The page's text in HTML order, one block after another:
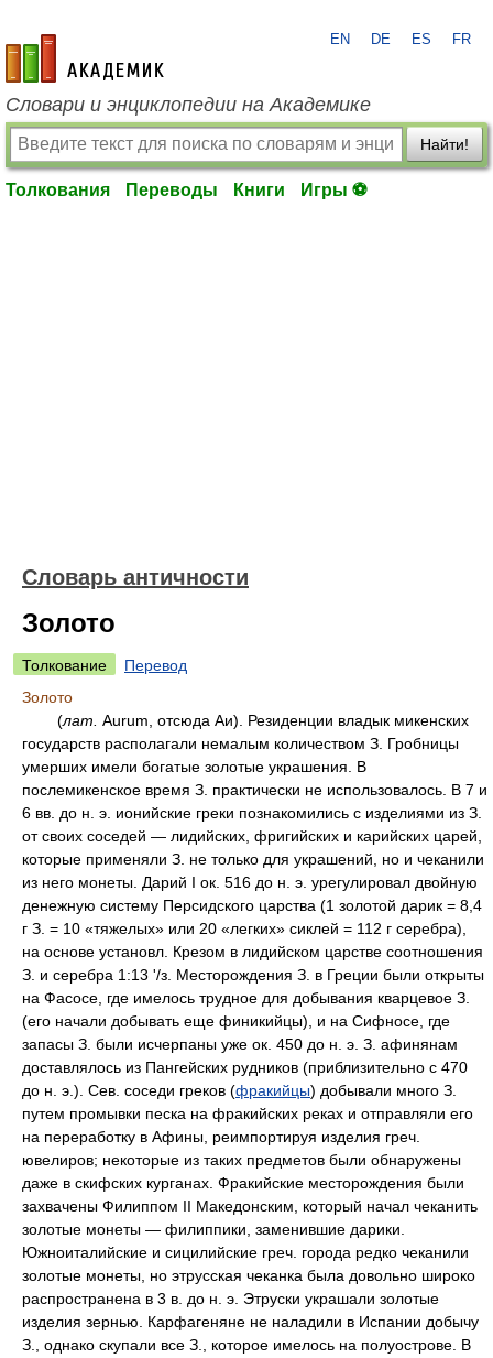
academic.ru
EN DE ES FR
Словари и энциклопедии на Академике
Найти!
Толкования Переводы Книги Игры ⚽
Словарь античности
Золото
Толкование
Перевод
Золото
(лат. Aurum, отсюда Аи). Резиденции владык микенских
государств располагали немалым количеством З. Гробницы
умерших имели богатые золотые украшения. В
послемикенское время З. практически не использовалось. В 7 и
6 вв. до н. э. ионийские греки познакомились с изделиями из З.
от своих соседей — лидийских, фригийских и карийских царей,
которые применяли З. не только для украшений, но и чеканили
из него монеты. Дарий I ок. 516 до н. э. урегулировал двойную
денежную систему Персидского царства (1 золотой дарик = 8,4
г З. = 10 «тяжелых» или 20 «легких» сиклей = 112 г серебра),
на основе установл. Крезом в лидийском царстве соотношения
З. и серебра 1:13 '/з. Месторождения З. в Греции были открыты
на Фасосе, где имелось трудное для добывания кварцевое З.
(его начали добывать еще финикийцы), и на Сифносе, где
запасы З. были исчерпаны уже ок. 450 до н. э. З. афинянам
доставлялось из Пангейских рудников (приблизительно с 470
до н. э.). Сев. соседи греков (фракийцы) добывали много З.
путем промывки песка на фракийских реках и отправляли его
на переработку в Афины, реимпортируя изделия греч.
ювелиров; некоторые из таких предметов были обнаружены
даже в скифских курганах. Фракийские месторождения были
захвачены Филиппом II Македонским, который начал чеканить
золотые монеты — филиппики, заменившие дарики.
Южноиталийские и сицилийские греч. города редко чеканили
золотые монеты, но этрусская чеканка была довольно широко
распространена в 3 в. до н. э. Этруски украшали золотые
изделия зернью. Карфагеняне не наладили в Испании добычу
З., однако скупали все З., которое имелось на полуострове. В